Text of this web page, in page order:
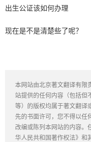
出生公证该如何办理
现在是不是清楚些了呢？
本网站由北京著文翻译有限
站提供的任何内容（包括但
等）的版权均属于著文翻译
先的书面许可，您不得以任
改编或陈列本网站的内容。
华人民共和国著作权法》和